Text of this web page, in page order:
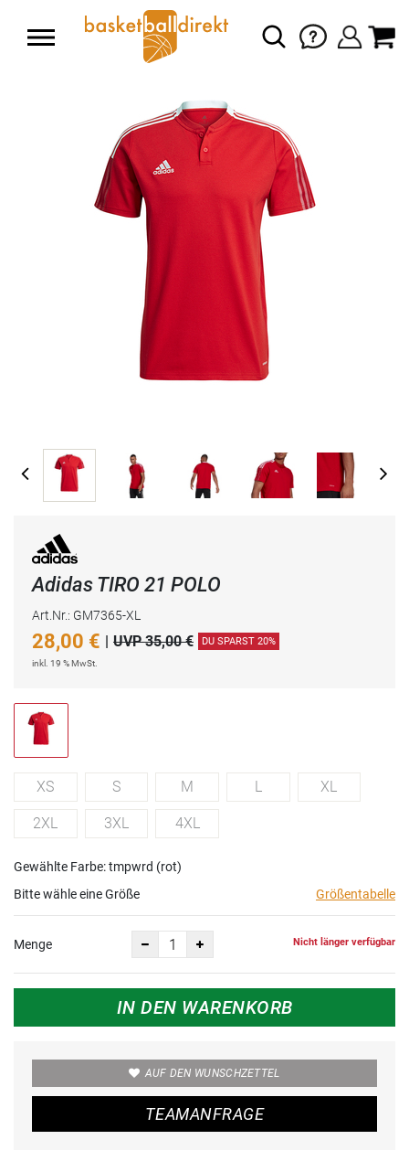
Adidas TIRO 21 POLO
Art.Nr.: GM7365-XL
28,00 € | UVP 35,00 € DU SPARST 20%
inkl. 19 % MwSt.
XS S M L XL
2XL 3XL 4XL
Gewählte Farbe: tmpwrd (rot)
Bitte wähle eine Größe
Größentabelle
Menge Nicht länger verfügbar
IN DEN WARENKORB
AUF DEN WUNSCHZETTEL
TEAMANFRAGE